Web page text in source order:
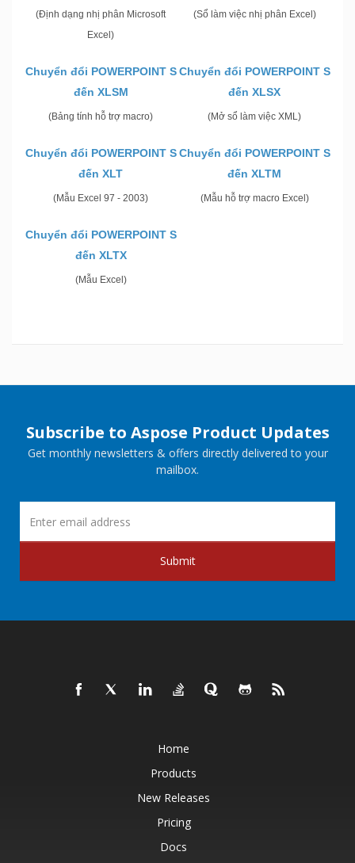
(Định dạng nhị phân Microsoft
Excel)
(Sổ làm việc nhị phân Excel)
Chuyển đổi POWERPOINT S
đến XLSM
(Bảng tính hỗ trợ macro)
Chuyển đổi POWERPOINT S
đến XLSX
(Mở sổ làm việc XML)
Chuyển đổi POWERPOINT S
đến XLT
(Mẫu Excel 97 - 2003)
Chuyển đổi POWERPOINT S
đến XLTM
(Mẫu hỗ trợ macro Excel)
Chuyển đổi POWERPOINT S
đến XLTX
(Mẫu Excel)
Subscribe to Aspose Product Updates
Get monthly newsletters & offers directly delivered to your
mailbox.
Submit
Home
Products
New Releases
Pricing
Docs